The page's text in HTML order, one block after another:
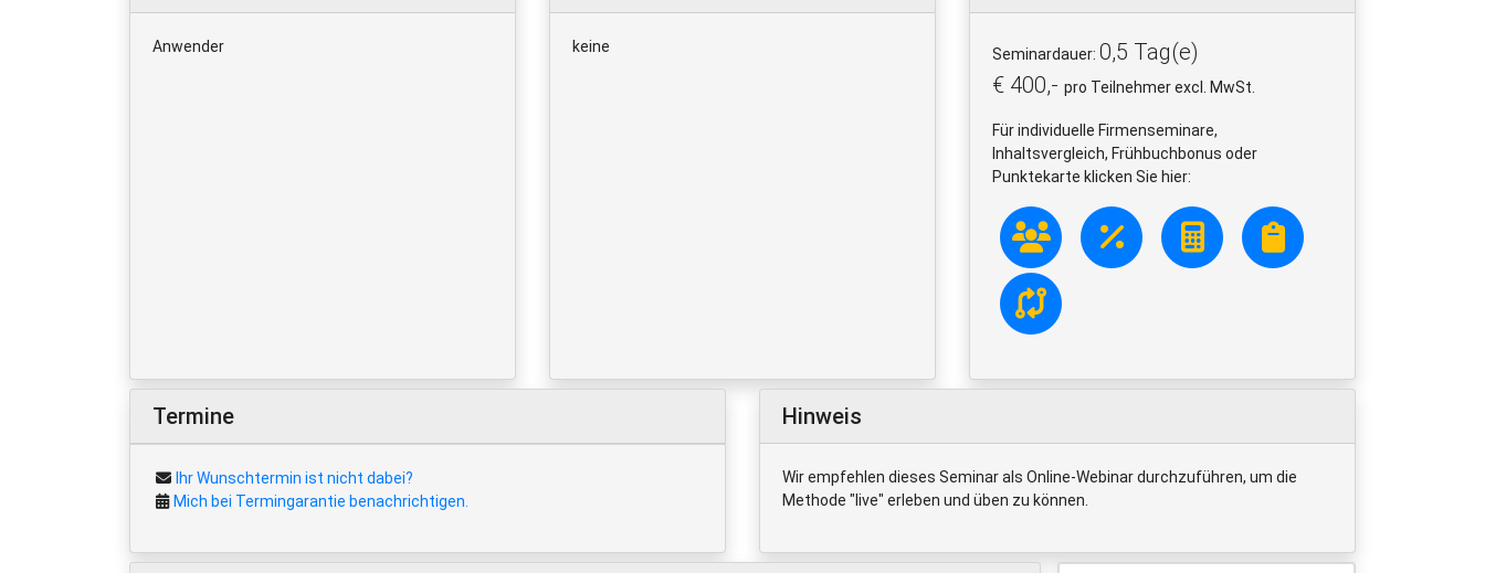
Anwender keine Seminardauer: 0,5 Tag(e)
€ 400,- pro Teilnehmer excl. MwSt.
Für individuelle Firmenseminare,
Inhaltsvergleich, Frühbuchbonus oder
Punktekarte klicken Sie hier:
Termine
Ihr Wunschtermin ist nicht dabei?
Mich bei Termingarantie benachrichtigen.
Hinweis
Wir empfehlen dieses Seminar als Online-Webinar durchzuführen, um die
Methode "live" erleben und üben zu können.